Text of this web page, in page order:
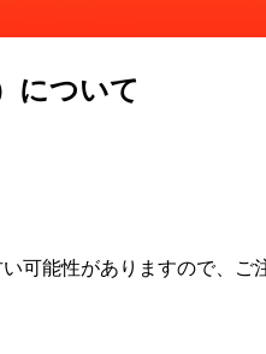
について
可能性がありますので、ご